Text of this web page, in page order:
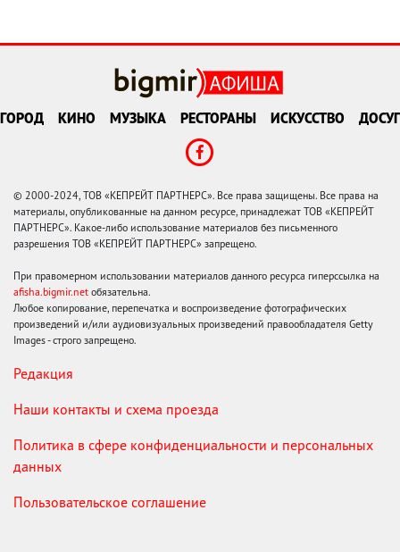
ГОРОД КИНО МУЗЫКА РЕСТОРАНЫ ИСКУССТВО ДОСУГ
© 2000-2024, ТОВ «КЕПРЕЙТ ПАРТНЕРС». Все права защищены. Все права на
материалы, опубликованные на данном ресурсе, принадлежат ТОВ «КЕПРЕЙТ
ПАРТНЕРС». Какое-либо использование материалов без письменного
разрешения ТОВ «КЕПРЕЙТ ПАРТНЕРС» запрещено.
При правомерном использовании материалов данного ресурса гиперссылка на
afisha.bigmir.net обязательна.
Любое копирование, перепечатка и воспроизведение фотографических
произведений и/или аудиовизуальных произведений правообладателя Getty
Images - строго запрещено.
Редакция
Наши контакты и схема проезда
Политика в сфере конфиденциальности и персональных
данных
Пользовательское соглашение